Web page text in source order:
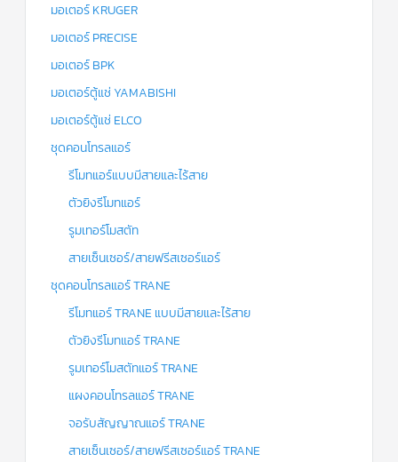
มอเตอร์ KRUGER
มอเตอร์ PRECISE
มอเตอร์ BPK
มอเตอร์ตู้แช่ YAMABISHI
มอเตอร์ตู้แช่ ELCO
ชุดคอนโทรลแอร์
รีโมทแอร์แบบมีสายและไร้สาย
ตัวยิงรีโมทแอร์
รูมเทอร์โมสตัท
สายเซ็นเซอร์/สายฟรีสเซอร์แอร์
ชุดคอนโทรลแอร์ TRANE
รีโมทแอร์ TRANE แบบมีสายและไร้สาย
ตัวยิงรีโมทแอร์ TRANE
รูมเทอร์โมสตัทแอร์ TRANE
แผงคอนโทรลแอร์ TRANE
จอรับสัญญาณแอร์ TRANE
สายเซ็นเซอร์/สายฟรีสเซอร์แอร์ TRANE